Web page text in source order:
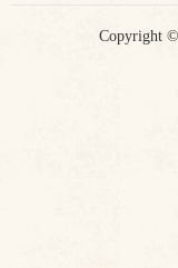
Copyright ©